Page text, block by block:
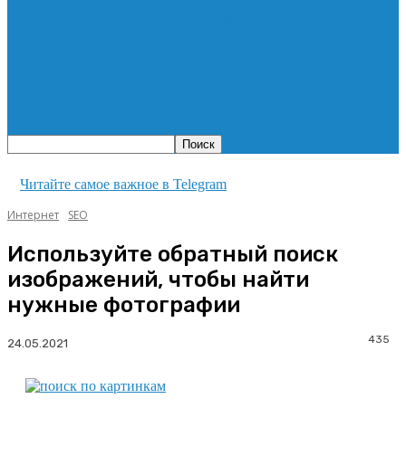
Читайте самое важное в Telegram
Интернет
SEO
Используйте обратный поиск
изображений, чтобы найти
нужные фотографии
435